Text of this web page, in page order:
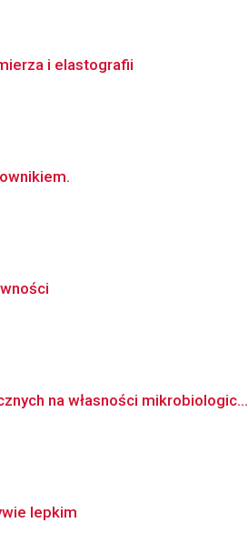
i elastografii
na własności mikrobiologic...
lepkim